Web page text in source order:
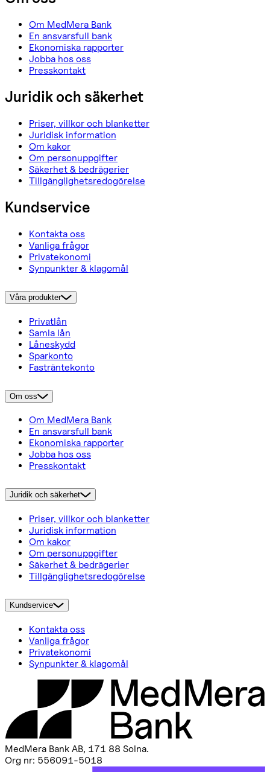
Om MedMera Bank
En ansvarsfull bank
Ekonomiska rapporter
Jobba hos oss
Presskontakt
Juridik och säkerhet
Priser, villkor och blanketter
Juridisk information
Om kakor
Om personuppgifter
Säkerhet & bedrägerier
Tillgänglighetsredogörelse
Kundservice
Kontakta oss
Vanliga frågor
Privatekonomi
Synpunkter & klagomål
Våra produkter
Privatlån
Samla lån
Låneskydd
Sparkonto
Fasträntekonto
Om oss
Om MedMera Bank
En ansvarsfull bank
Ekonomiska rapporter
Jobba hos oss
Presskontakt
Juridik och säkerhet
Priser, villkor och blanketter
Juridisk information
Om kakor
Om personuppgifter
Säkerhet & bedrägerier
Tillgänglighetsredogörelse
Kundservice
Kontakta oss
Vanliga frågor
Privatekonomi
Synpunkter & klagomål
MedMera Bank AB, 171 88 Solna.
Org nr: 556091-5018